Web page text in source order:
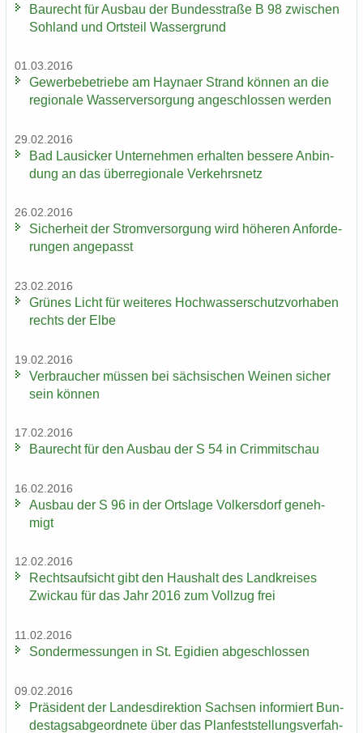
Bau­recht für Aus­bau der Bun­des­stra­ße B 98 zwi­schen
Soh­land und Orts­teil Was­ser­grund
01.03.2016
Ge­wer­be­be­trie­be am Hay­na­er Strand kön­nen an die
re­gio­na­le Was­ser­ver­sor­gung an­ge­schlos­sen wer­den
29.02.2016
Bad Lau­si­cker Un­ter­neh­men er­hal­ten bes­se­re An­bin­
dung an das über­re­gio­na­le Ver­kehrs­netz
26.02.2016
Si­cher­heit der Strom­ver­sor­gung wird hö­he­ren An­for­de­
run­gen an­ge­passt
23.02.2016
Grü­nes Licht für wei­te­res Hoch­was­ser­schutz­vor­ha­ben
rechts der Elbe
19.02.2016
Ver­brau­cher müs­sen bei säch­si­schen Wei­nen si­cher
sein kön­nen
17.02.2016
Bau­recht für den Aus­bau der S 54 in Crim­mit­schau
16.02.2016
Aus­bau der S 96 in der Orts­la­ge Vol­kers­dorf ge­neh­
migt
12.02.2016
Rechts­auf­sicht gibt den Haus­halt des Land­krei­ses
Zwi­ckau für das Jahr 2016 zum Voll­zug frei
11.02.2016
Son­der­mes­sun­gen in St. Egi­di­en ab­ge­schlos­sen
09.02.2016
Prä­si­dent der Lan­des­di­rek­ti­on Sach­sen in­for­miert Bun­
des­tags­ab­ge­ord­ne­te über das Plan­fest­stel­lungs­ver­fah­